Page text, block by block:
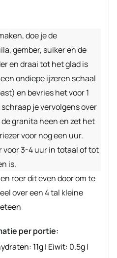
doe je de
gember, suiker en de
en draai tot het glad is
ondiepe ijzeren schaal
en bevries het voor 1
je vervolgens over
granita heen en zet het
voor nog een uur.
voor 3-4 uur in totaal of tot
is.
roer dit even door om te
over een 4 tal kleine
per portie:
11g| Eiwit: 0.5g|